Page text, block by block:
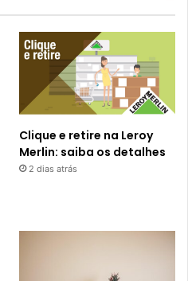
Clique e retire na Leroy
Merlin: saiba os detalhes
2 dias atrás